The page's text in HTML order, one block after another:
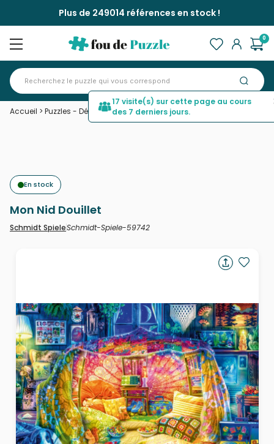
Plus de 249014 références en stock !
0
Accueil > Puzzles - Déco et Objets >Mon Nid Douillet
En stock
Mon Nid Douillet
Schmidt SpieleSchmidt-Spiele-59742
17 visite(s) sur cette page au cours
des 7 derniers jours.